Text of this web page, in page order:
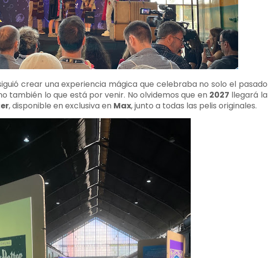
crear una experiencia mágica que celebraba no solo el pasado
también lo que está por venir. No olvidemos que en 2027 llegará la
, disponible en exclusiva en Max, junto a todas las pelis originales.